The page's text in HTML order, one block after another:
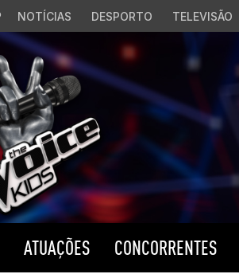
NOTÍCIAS DESPORTO TELEVISÃO
ATUAÇÕES CONCORRENTES